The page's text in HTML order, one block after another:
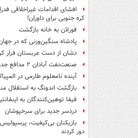
افشای اقدامات غیراخلاقی
کره جنوبی برای داوران!
فورلان به خانه بازگشت
پادشاه سنگین‌وزنی که در
دشان از دست عربستان فرار
صنعت‌نفت آبادان ۲ مدافع جدید جذب کرد
آینده نامعلوم طارمی در
بازگشت اندونگ به استقلال
فیفا توهین‌کنندگان به
دردسر جدید برای سرخپوشان
بازیکنان بی‌کیفیت، پرسپولیس
دور کردند